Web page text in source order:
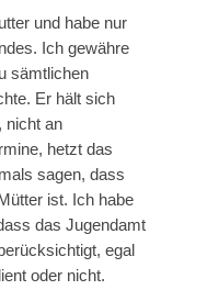
und habe nur
Ich gewähre
sämtlichen
Er hält sich
nicht an
hetzt das
sagen, dass
ist. Ich habe
das Jugendamt
egal
oder nicht.